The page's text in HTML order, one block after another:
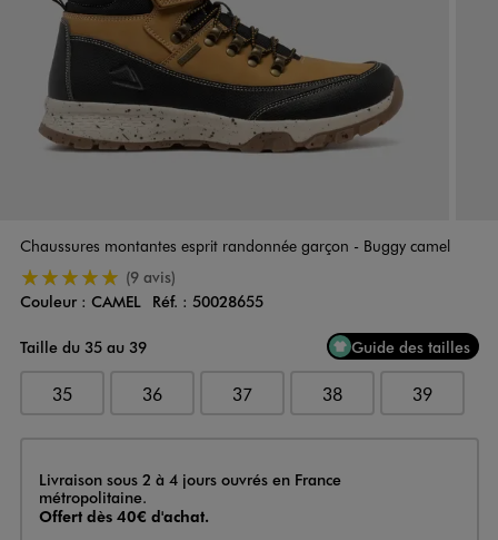
Chaussures montantes esprit randonnée garçon - Buggy camel
5/5 de moyenne(9 avis)
Couleur
Couleur : CAMEL Réf. : 50028655
Taille du 35 au 39
Guide des tailles
35 36 37 38 39
Livraison
Livraison sous 2 à 4 jours ouvrés en France
métropolitaine.
Offert dès 40€ d'achat.